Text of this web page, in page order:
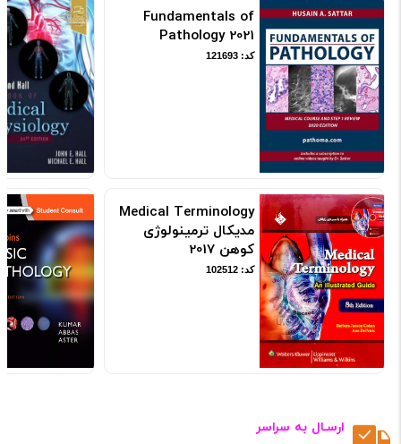
Fundamentals of
Pathology 2021
کد: 121693
Medical Terminology
مدیکال ترمینولوژی
کوهن 2017
کد: 102512
ارسـال به سراسر